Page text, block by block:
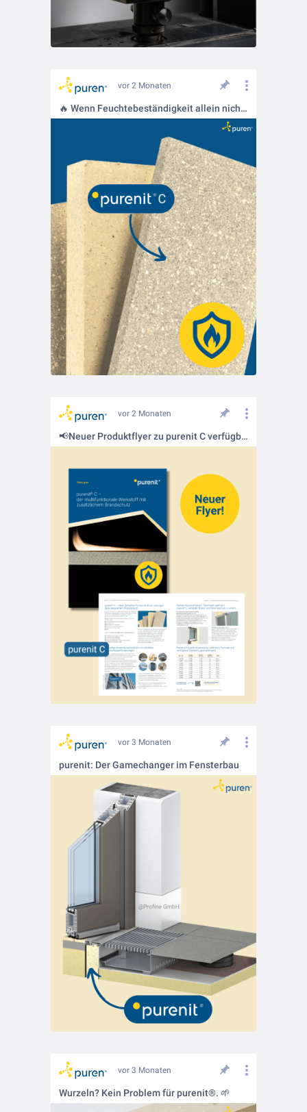
vor 2 Monaten
🔥 Wenn Feuchtebeständigkeit allein nicht reicht: Mit purenit® C setzt ihr auf einen Funktionswerkstoff, der zusätzlich starken Brandschutz bietet.
vor 2 Monaten
📢Neuer Produktflyer zu purenit C verfügbar!
vor 3 Monaten
purenit: Der Gamechanger im Fensterbau
vor 3 Monaten
Wurzeln? Kein Problem für purenit®. 🌱